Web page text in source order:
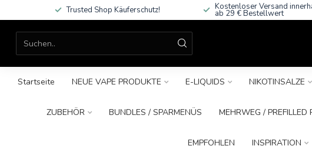
Trusted Shop Käuferschutz! Kostenloser Versand
ab 29 € Bestellwert
Startseite NEUE VAPE PRODUKTE E-LIQUIDS NIKOTINSALZE
ZUBEHÖR BUNDLES / SPARMENÜS MEHRWEG / PREFILLED
EMPFOHLEN INSPIRATION